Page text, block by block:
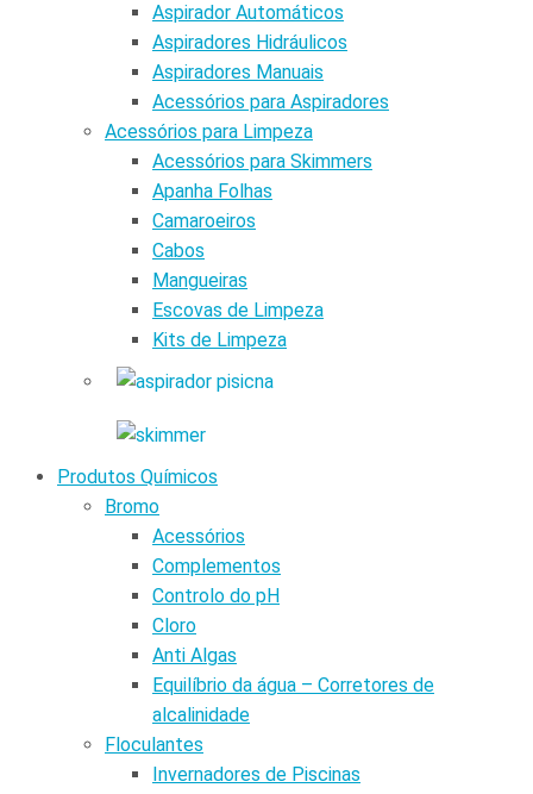
Aspirador Automáticos
Aspiradores Hidráulicos
Aspiradores Manuais
Acessórios para Aspiradores
Acessórios para Limpeza
Acessórios para Skimmers
Apanha Folhas
Camaroeiros
Cabos
Mangueiras
Escovas de Limpeza
Kits de Limpeza
Produtos Químicos
Bromo
Acessórios
Complementos
Controlo do pH
Cloro
Anti Algas
Equilíbrio da água – Corretores de
alcalinidade
Floculantes
Invernadores de Piscinas